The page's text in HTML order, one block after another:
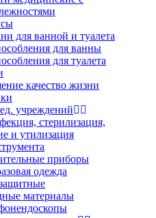
для ванной и туалета
для ванны
для туалета
качество жизни
учреждений
стерилизация,
и утилизация
приборы
одежда
материалы